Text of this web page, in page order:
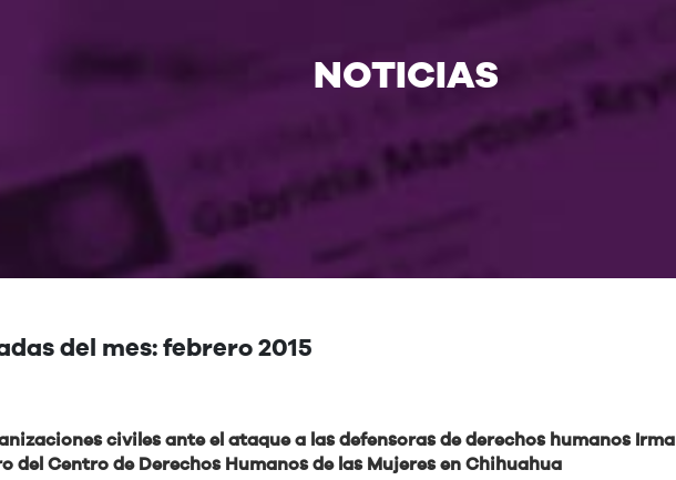
NOTICIAS
del mes: febrero 2015
civiles ante el ataque a las defensoras de derechos humanos Irma
del Centro de Derechos Humanos de las Mujeres en Chihuahua